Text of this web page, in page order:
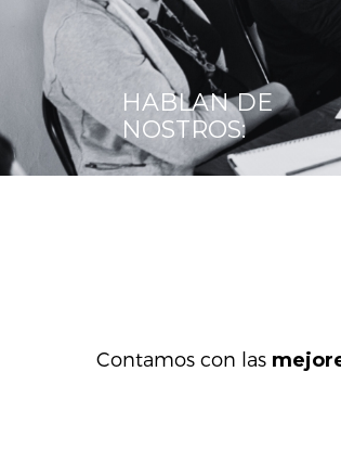
HABLAN DE
NOSTROS:
Contamos con las